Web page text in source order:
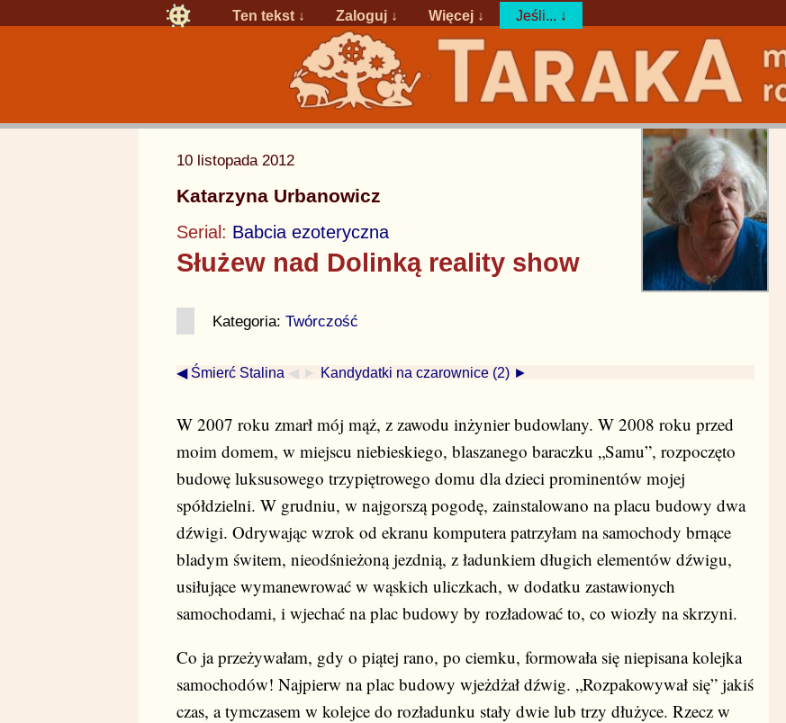
Ten tekst ↓ Zaloguj ↓ Więcej ↓ Jeśli... ↓
10 listopada 2012
Katarzyna Urbanowicz
Serial: Babcia ezoteryczna
Służew nad Dolinką reality show
Kategoria: Twórczość
◀ Śmierć Stalina ◀ ► Kandydatki na czarownice (2) ►
W 2007 roku zmarł mój mąż, z zawodu inżynier budowlany. W 2008 roku przed
moim domem, w miejscu niebieskiego, blaszanego baraczku „Samu”, rozpoczęto
budowę luksusowego trzypiętrowego domu dla dzieci prominentów mojej
spółdzielni. W grudniu, w najgorszą pogodę, zainstalowano na placu budowy dwa
dźwigi. Odrywając wzrok od ekranu komputera patrzyłam na samochody brnące
bladym świtem, nieodśnieżoną jezdnią, z ładunkiem długich elementów dźwigu,
usiłujące wymanewrować w wąskich uliczkach, w dodatku zastawionych
samochodami, i wjechać na plac budowy by rozładować to, co wiozły na skrzyni.
Co ja przeżywałam, gdy o piątej rano, po ciemku, formowała się niepisana kolejka
samochodów! Najpierw na plac budowy wjeżdżał dźwig. „Rozpakowywał się” jakiś
czas, a tymczasem w kolejce do rozładunku stały dwie lub trzy dłużyce. Rzecz w